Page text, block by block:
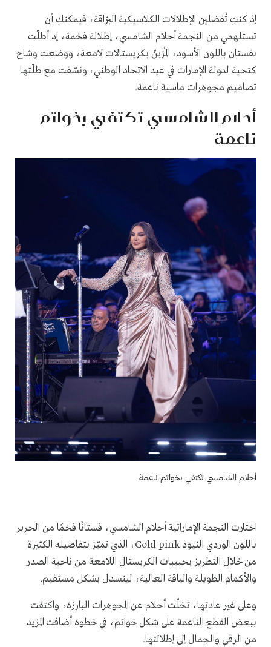
إذ كنتِ تُفضلين الإطلالات الكلاسيكية البرّاقة، فيمكنكِ أن
تستلهمي من النجمة أحلام الشامسي، إطلالة فخمة، إذ أطلّت
بفستان باللون الأسود، المُزينّ بكريستالات لامعة، ووضعت وشاح
كتحية لدولة الإمارات في عيد الاتحاد الوطني، ونسّقت مع طلّتها
تصاميم مجوهرات ماسية ناعمة.
أحلام الشامسي تكتفي بخواتم
ناعمة
أحلام الشامسي تكتفي بخواتم ناعمة
اختارت النجمة الإماراتية أحلام الشامسي، فستانًا فخمًا من الحرير
باللون الوردي النيود Gold pink، الذي تميّز بتفاصيله الكثيرة
من خلال التطريز بحبيبات الكريستال اللامعة من ناحية الصدر
والأكمام الطويلة والياقة العالية، لينسدل بشكل مستقيم.
وعلى غير عادتها، تخلّت أحلام عن المجوهرات البارزة، واكتفت
ببعض القطع الناعمة على شكل خواتم، في خطوة أضافت المزيد
من الرقي والجمال إلى إطلالتها.